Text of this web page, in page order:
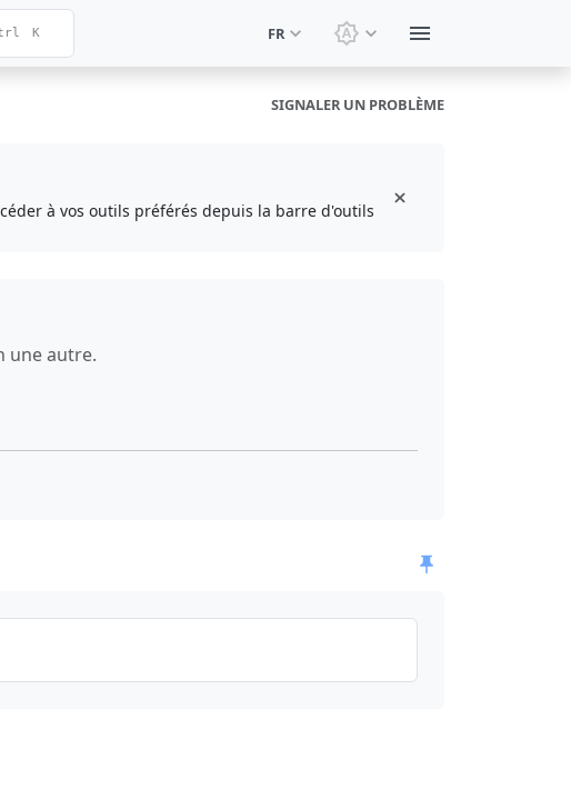
K FR Changer le thème:
SIGNALER UN PROBLÈME
à vos outils préférés depuis la barre d'outils
une autre.